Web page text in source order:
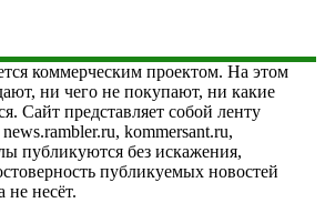
коммерческим проектом. На этом
ни чего не покупают, ни какие
Сайт представляет собой ленту
kommersant.ru,
публикуются без искажения,
публикуемых новостей
не несёт.